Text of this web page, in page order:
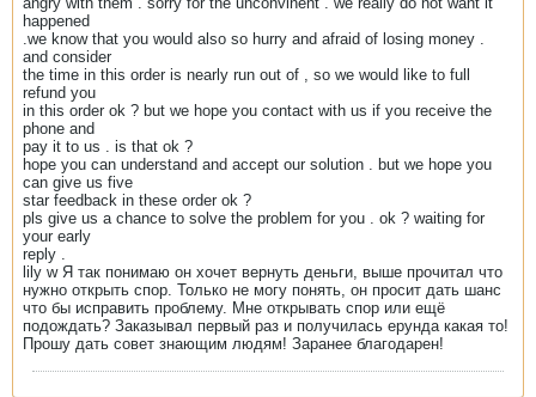
happened
.we know that you would also so hurry and afraid of losing money .
and consider
the time in this order is nearly run out of , so we would like to full
refund you
in this order ok ? but we hope you contact with us if you receive the
phone and
pay it to us . is that ok ?
hope you can understand and accept our solution . but we hope you
can give us five
star feedback in these order ok ?
pls give us a chance to solve the problem for you . ok ? waiting for
your early
reply .
lily w Я так понимаю он хочет вернуть деньги, выше прочитал что
нужно открыть спор. Только не могу понять, он просит дать шанс
что бы исправить проблему. Мне открывать спор или ещё
подождать? Заказывал первый раз и получилась ерунда какая то!
Прошу дать совет знающим людям! Заранее благодарен!